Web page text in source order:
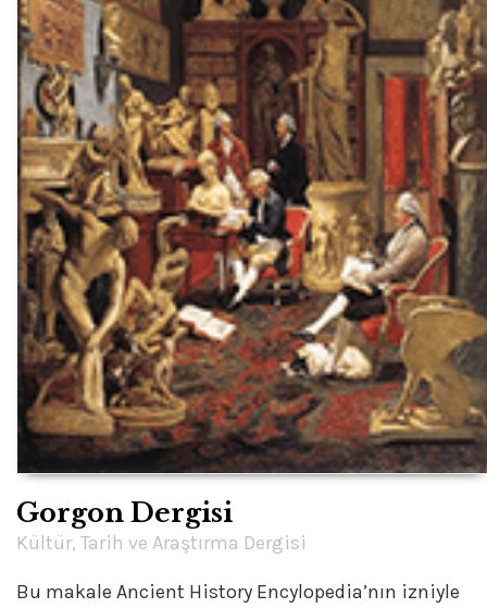
Gorgon Dergisi
Kültür, Tarih ve Araştırma Dergisi
Bu makale Ancient History Encylopedia’nın izniyle